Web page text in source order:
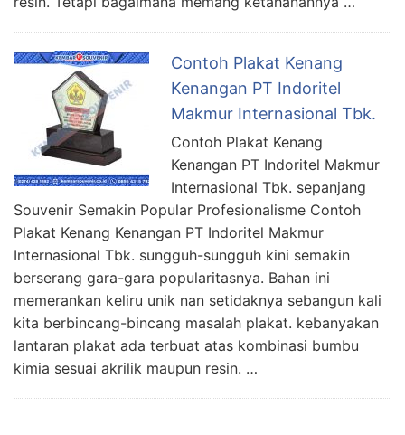
Contoh Plakat Kenang
Kenangan PT Indoritel
Makmur Internasional Tbk.
Contoh Plakat Kenang
Kenangan PT Indoritel Makmur
Internasional Tbk. sepanjang
Souvenir Semakin Popular Profesionalisme Contoh
Plakat Kenang Kenangan PT Indoritel Makmur
Internasional Tbk. sungguh-sungguh kini semakin
berserang gara-gara popularitasnya. Bahan ini
memerankan keliru unik nan setidaknya sebangun kali
kita berbincang-bincang masalah plakat. kebanyakan
lantaran plakat ada terbuat atas kombinasi bumbu
kimia sesuai akrilik maupun resin. …